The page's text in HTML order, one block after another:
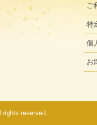
ご
特
個
お
rights reserved.